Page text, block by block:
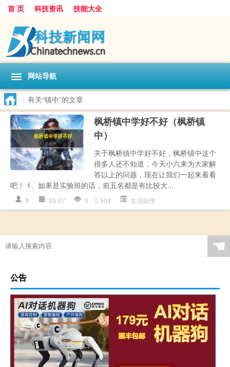
首 页 科技资讯 技能大全
网站导航
> 有关“镇中”的文章
枫桥镇中学好不好（枫桥镇
中）
关于枫桥镇中学好不好，枫桥镇中这个
很多人还不知道，今天小六来为大家解
答以上的问题，现在让我们一起来看看
吧！ 1、如果是实验班的话，前五名都是有比较大...
fr 03-07 0 504 生活助理
☚
公告